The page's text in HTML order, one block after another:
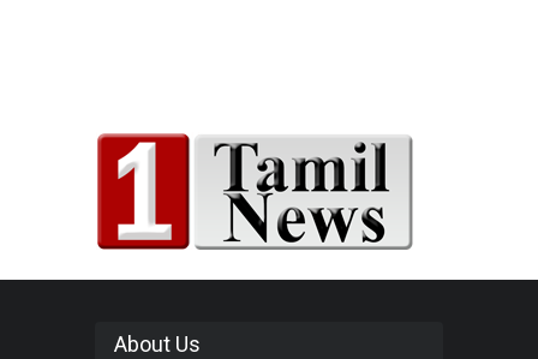
About Us